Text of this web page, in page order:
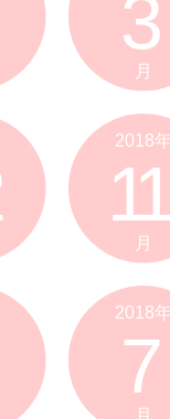
3
月
2018
11
月
2018
7
月